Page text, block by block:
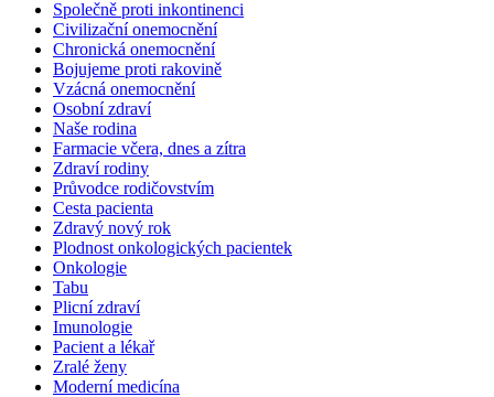
Společně proti inkontinenci
Civilizační onemocnění
Chronická onemocnění
Bojujeme proti rakovině
Vzácná onemocnění
Osobní zdraví
Naše rodina
Farmacie včera, dnes a zítra
Zdraví rodiny
Průvodce rodičovstvím
Cesta pacienta
Zdravý nový rok
Plodnost onkologických pacientek
Onkologie
Tabu
Plicní zdraví
Imunologie
Pacient a lékař
Zralé ženy
Moderní medicína